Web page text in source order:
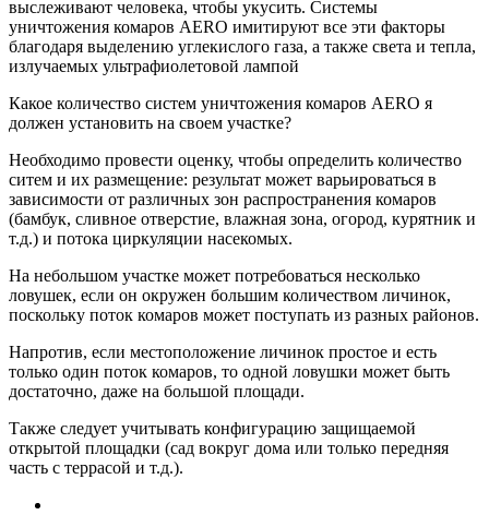
выслеживают человека, чтобы укусить. Системы
уничтожения комаров AERO имитируют все эти факторы
благодаря выделению углекислого газа, а также света и тепла,
излучаемых ультрафиолетовой лампой
Какое количество систем уничтожения комаров AERO я
должен установить на своем участке?
Необходимо провести оценку, чтобы определить количество
ситем и их размещение: результат может варьироваться в
зависимости от различных зон распространения комаров
(бамбук, сливное отверстие, влажная зона, огород, курятник и
т.д.) и потока циркуляции насекомых.
На небольшом участке может потребоваться несколько
ловушек, если он окружен большим количеством личинок,
поскольку поток комаров может поступать из разных районов.
Напротив, если местоположение личинок простое и есть
только один поток комаров, то одной ловушки может быть
достаточно, даже на большой площади.
Также следует учитывать конфигурацию защищаемой
открытой площадки (сад вокруг дома или только передняя
часть с террасой и т.д.).